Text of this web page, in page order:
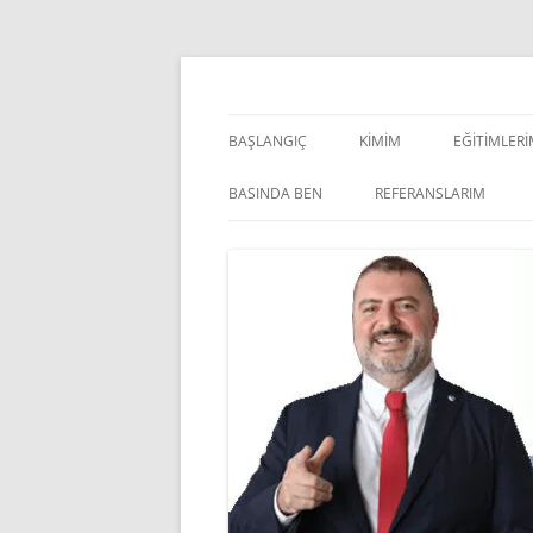
İçeriğe
BAŞLANGIÇ KIMIM
BASINDA BEN REFERANSLARIM